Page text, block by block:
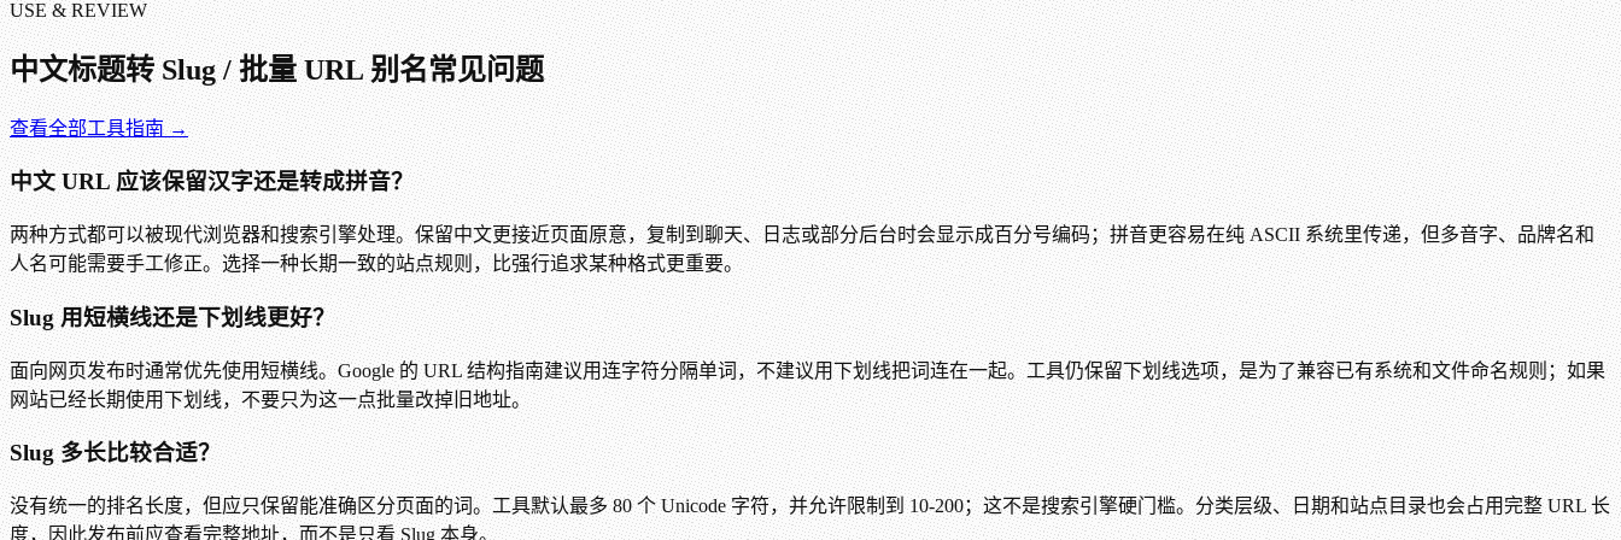
USE & REVIEW
中文标题转 Slug / 批量 URL 别名常见问题
查看全部工具指南 →
中文 URL 应该保留汉字还是转成拼音？
两种方式都可以被现代浏览器和搜索引擎处理。保留中文更接近页面原意，复制到聊天、日志或部分后台时会显示成百分号编码；拼音更容易在纯 ASCII 系统里传递，但多音字、品牌名和
人名可能需要手工修正。选择一种长期一致的站点规则，比强行追求某种格式更重要。
Slug 用短横线还是下划线更好？
面向网页发布时通常优先使用短横线。Google 的 URL 结构指南建议用连字符分隔单词，不建议用下划线把词连在一起。工具仍保留下划线选项，是为了兼容已有系统和文件命名规则；如果
网站已经长期使用下划线，不要只为这一点批量改掉旧地址。
Slug 多长比较合适？
没有统一的排名长度，但应只保留能准确区分页面的词。工具默认最多 80 个 Unicode 字符，并允许限制到 10-200；这不是搜索引擎硬门槛。分类层级、日期和站点目录也会占用完整 URL 长
度，因此发布前应查看完整地址，而不是只看 Slug 本身。